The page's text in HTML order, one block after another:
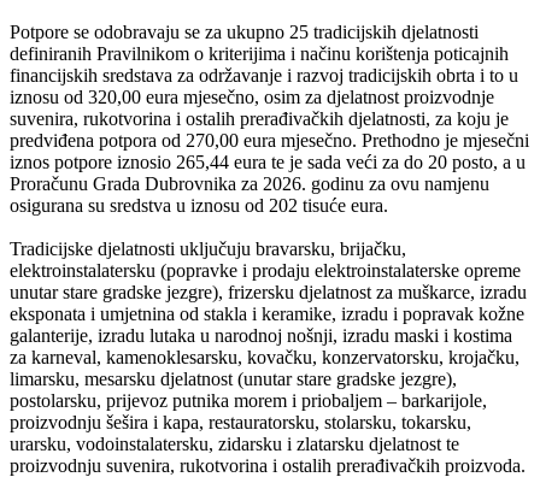
Potpore se odobravaju se za ukupno 25 tradicijskih djelatnosti
definiranih Pravilnikom o kriterijima i načinu korištenja poticajnih
financijskih sredstava za održavanje i razvoj tradicijskih obrta i to u
iznosu od 320,00 eura mjesečno, osim za djelatnost proizvodnje
suvenira, rukotvorina i ostalih prerađivačkih djelatnosti, za koju je
predviđena potpora od 270,00 eura mjesečno. Prethodno je mjesečni
iznos potpore iznosio 265,44 eura te je sada veći za do 20 posto, a u
Proračunu Grada Dubrovnika za 2026. godinu za ovu namjenu
osigurana su sredstva u iznosu od 202 tisuće eura.
Tradicijske djelatnosti uključuju bravarsku, brijačku,
elektroinstalatersku (popravke i prodaju elektroinstalaterske opreme
unutar stare gradske jezgre), frizersku djelatnost za muškarce, izradu
eksponata i umjetnina od stakla i keramike, izradu i popravak kožne
galanterije, izradu lutaka u narodnoj nošnji, izradu maski i kostima
za karneval, kamenoklesarsku, kovačku, konzervatorsku, krojačku,
limarsku, mesarsku djelatnost (unutar stare gradske jezgre),
postolarsku, prijevoz putnika morem i priobaljem – barkarijole,
proizvodnju šešira i kapa, restauratorsku, stolarsku, tokarsku,
urarsku, vodoinstalatersku, zidarsku i zlatarsku djelatnost te
proizvodnju suvenira, rukotvorina i ostalih prerađivačkih proizvoda.